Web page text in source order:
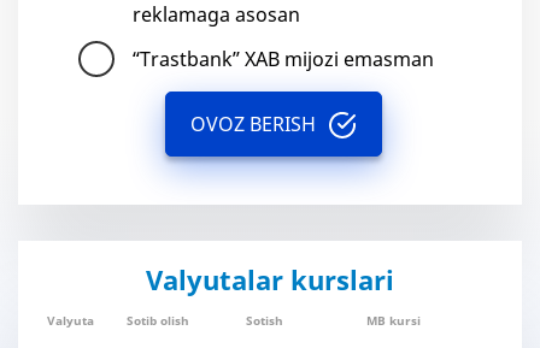
reklamaga asosan
“Trastbank” XAB mijozi emasman
OVOZ BERISH
Valyutalar kurslari
Valyuta Sotib olish Sotish MB kursi